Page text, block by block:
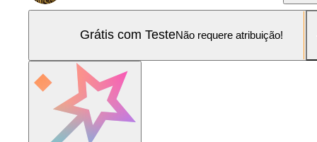
Grátis com TesteNão requere atribuição!